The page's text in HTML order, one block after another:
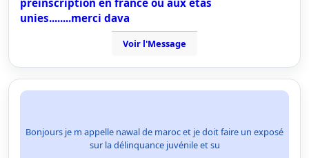
preinscription en france ou aux étas
unies........merci dava
Voir l'Message
Bonjours je m appelle nawal de maroc et je doit faire un exposé
sur la délinquance juvénile et su